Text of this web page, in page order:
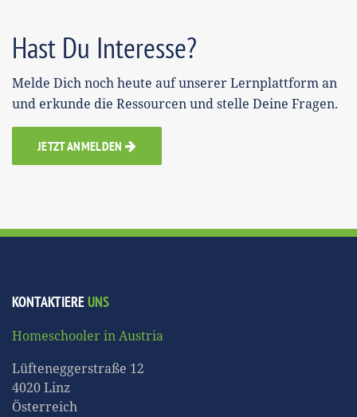
Hast Du Interesse?
Melde Dich noch heute auf unserer Lernplattform an
und erkunde die Ressourcen und stelle Deine Fragen.
JETZT ANMELDEN
KONTAKTIEREUNS
Homeschooler in Austria
Lüfteneggerstraße 12
4020 Linz
Österreich